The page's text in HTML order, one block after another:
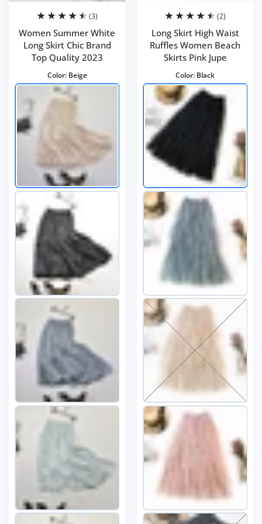
(3)
Women Summer White
Long Skirt Chic Brand
Top Quality 2023
Color: Beige
(2)
Long Skirt High Waist
Ruffles Women Beach
Skirts Pink Jupe
Color: Black